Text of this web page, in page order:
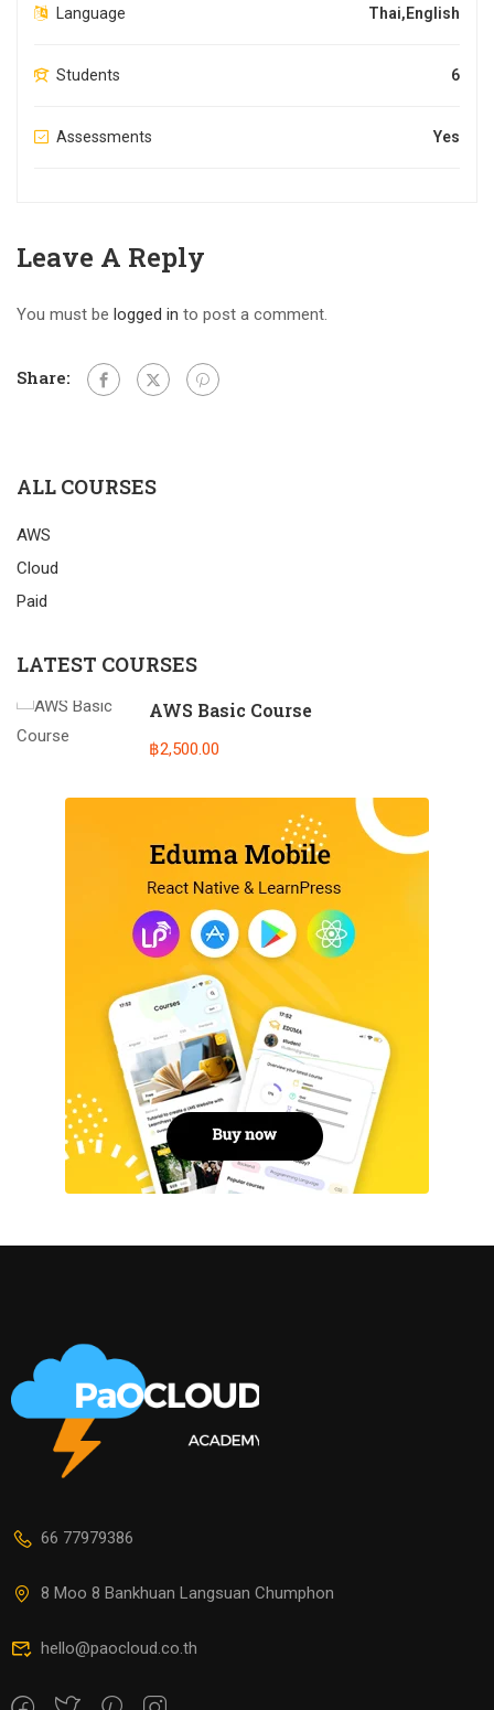
Language Thai,English
Students 6
Assessments Yes
Leave A Reply
You must be logged in to post a comment.
Share:
ALL COURSES
AWS
Cloud
Paid
LATEST COURSES
AWS Basic Course
฿2,500.00
66 77979386
8 Moo 8 Bankhuan Langsuan Chumphon
hello@paocloud.co.th